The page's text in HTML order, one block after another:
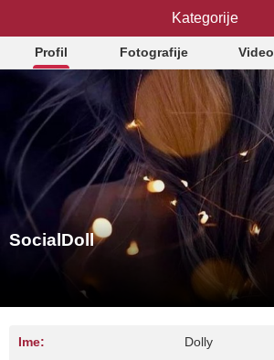
SocialDoll
Profil Fotografije Video
SocialDoll
Ime: Dolly
Kategorije